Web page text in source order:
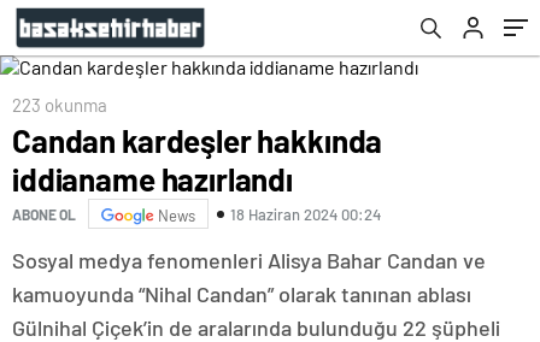
223 okunma
Candan kardeşler hakkında
iddianame hazırlandı
ABONE OL News 18 Haziran 2024 00:24
Sosyal medya fenomenleri Alisya Bahar Candan ve
kamuoyunda “Nihal Candan” olarak tanınan ablası
Gülnihal Çiçek’in de aralarında bulunduğu 22 şüpheli